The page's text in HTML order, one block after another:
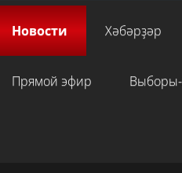
Новости Хәбәрҙәр
Прямой эфир